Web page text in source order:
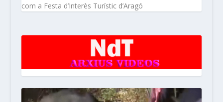
com a Festa d’Interès Turístic d’Aragó